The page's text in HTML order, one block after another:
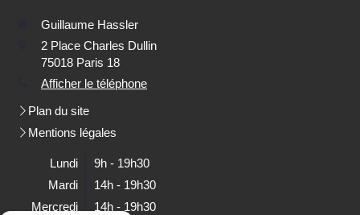
Guillaume Hassler
2 Place Charles Dullin
75018 Paris 18
Afficher le téléphone
Plan du site
Mentions légales
Lundi
9h - 19h30
Mardi
14h - 19h30
Mercredi
14h - 19h30